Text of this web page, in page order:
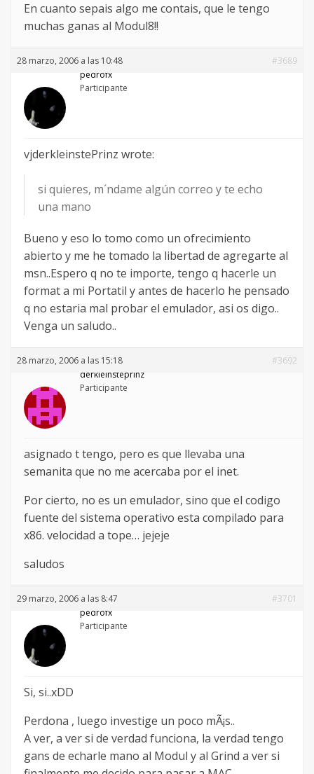
En cuanto sepais algo me contais, que le tengo
muchas ganas al Modul8!!
28 marzo, 2006 a las 10:48
#3689
pedrofx
Participante
vjderkleinstePrinz wrote:
si quieres, m´ndame algún correo y te echo
una mano
Bueno y eso lo tomo como un ofrecimiento
abierto y me he tomado la libertad de agregarte al
msn..Espero q no te importe, tengo q hacerle un
format a mi Portatil y antes de hacerlo he pensado
q no estaria mal probar el emulador, asi os digo..
Venga un saludo..
28 marzo, 2006 a las 15:18
#3692
derkleinsteprinz
Participante
asignado t tengo, pero es que llevaba una
semanita que no me acercaba por el inet.
Por cierto, no es un emulador, sino que el codigo
fuente del sistema operativo esta compilado para
x86. velocidad a tope… jejeje
saludos
29 marzo, 2006 a las 8:47
#3701
pedrofx
Participante
Si, si..xDD
Perdona , luego investige un poco mÃ¡s..
A ver, a ver si de verdad funciona, la verdad tengo
gans de echarle mano al Modul y al Grind a ver si